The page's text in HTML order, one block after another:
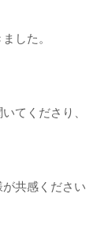
した。
てくださり、
共感ください